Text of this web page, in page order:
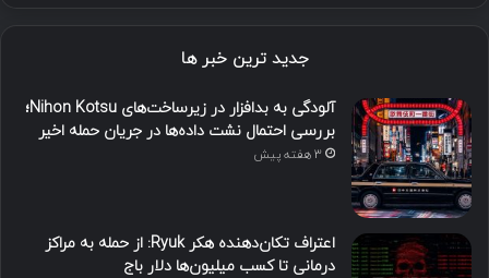
جدید ترین خبر ها
آلودگی به بدافزار در زیرساخت‌های Nihon Kotsu؛
بررسی احتمال نشت داده‌ها در جریان حمله اخیر
3 هفته پیش
اعتراف تکان‌دهنده هکر Ryuk: از حمله به مراکز
درمانی تا کسب میلیون‌ها دلار باج